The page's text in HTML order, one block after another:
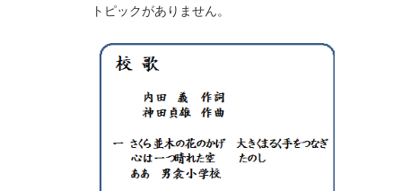
トピックがありません。